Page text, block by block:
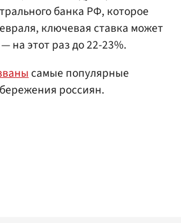
банка РФ, которое
ключевая ставка может
на этот раз до 22-23%.
самые популярные
россиян.